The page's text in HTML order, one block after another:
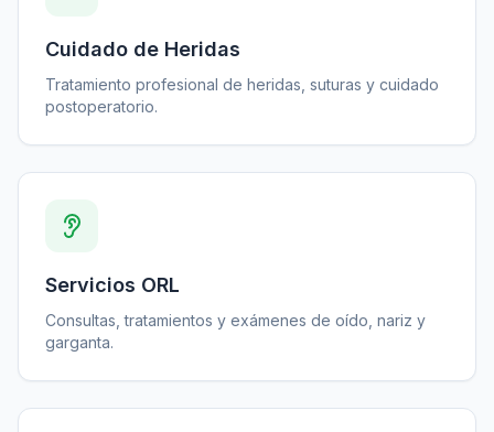
Cuidado de Heridas
Tratamiento profesional de heridas, suturas y cuidado
postoperatorio.
Servicios ORL
Consultas, tratamientos y exámenes de oído, nariz y
garganta.